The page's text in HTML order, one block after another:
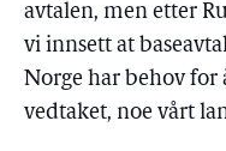
avtalen, men etter
vi innsett at
Norge har behov for
vedtaket, noe vårt